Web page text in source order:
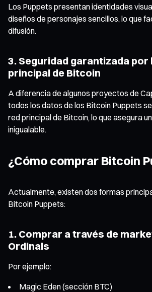
Los Puppets presentan identidades
diseños de personajes sencillos, lo que
difusión.
3. Seguridad garantizada por
principal de Bitcoin
A diferencia de algunos proyectos de
todos los datos de los Bitcoin Puppets
red principal de Bitcoin, lo que asegura
inigualable.
¿Cómo comprar Bitcoin
Actualmente, existen dos formas
Bitcoin Puppets:
1. Comprar a través de
Ordinals
Por ejemplo:
Magic Eden (sección BTC)